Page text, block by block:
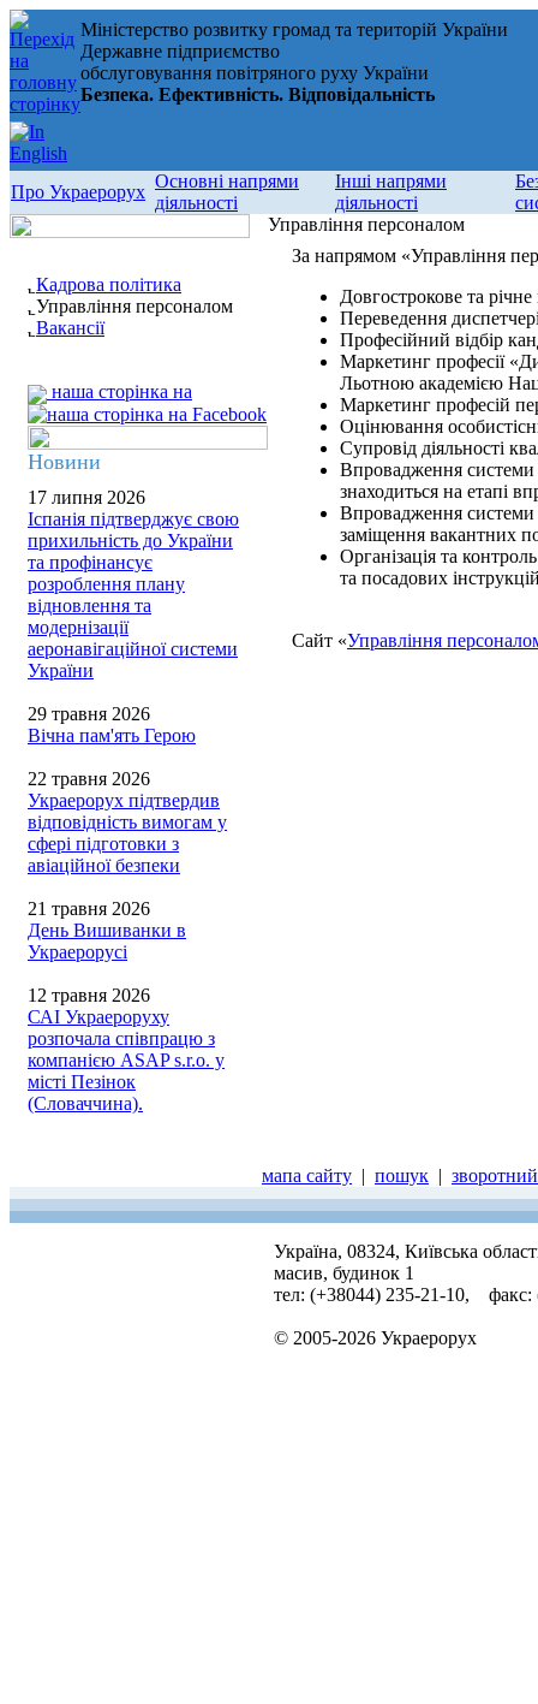
Міністерство розвитку громад та територій України
Державне підприємство
обслуговування повітряного руху України
Безпека. Ефективність. Відповідальність
Про Украерорух
Основні напрями
діяльності
Інші напрями
діяльності
Кадрова політика
Управління персоналом
Вакансії
наша сторінка на
Новини
17 липня 2026
Іспанія підтверджує свою
прихильність до України
та профінансує
розроблення плану
відновлення та
модернізації
аеронавігаційної системи
України
29 травня 2026
Вічна пам'ять Герою
22 травня 2026
Украерорух підтвердив
відповідність вимогам у
сфері підготовки з
авіаційної безпеки
21 травня 2026
День Вишиванки в
Украерорусі
12 травня 2026
САІ Украероруху
розпочала співпрацю з
компанією ASAP s.r.o. у
місті Пезінок
(Словаччина).
Управління персоналом
За напрямом «Управління
Довгострокове та
Переведення
Професійний відбір
Маркетинг професії
Льотною академією
Маркетинг професій
Оцінювання
Супровід діяльності
Впровадження системи
знаходиться на етапі
Впровадження системи
заміщення вакантних
Організація та
та посадових
Сайт «Управління
мапа сайту | пошук |
Україна, 08324, Київська
масив, будинок 1
тел: (+38044) 235-21-10, факс:
© 2005-2026 Украерорух